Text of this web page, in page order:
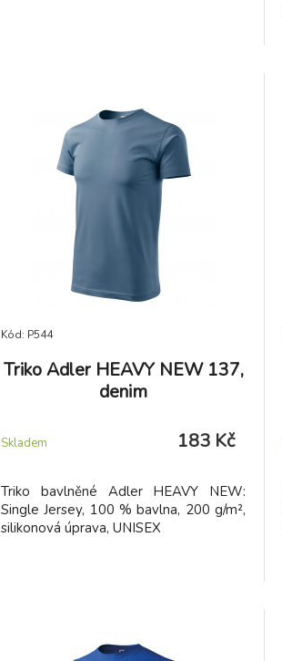
Kód: P544
Triko Adler HEAVY NEW 137,
denim
Skladem 183 Kč
Triko bavlněné Adler HEAVY NEW:
Single Jersey, 100 % bavlna, 200 g/m²,
silikonová úprava, UNISEX